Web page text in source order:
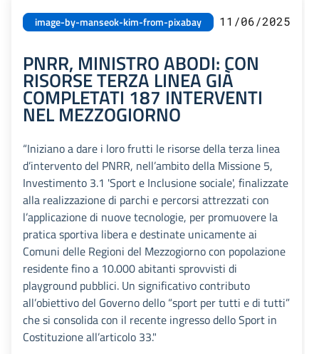
image-by-manseok-kim-from-pixabay 11/06/2025
PNRR, MINISTRO ABODI: CON
RISORSE TERZA LINEA GIÀ
COMPLETATI 187 INTERVENTI
NEL MEZZOGIORNO
“Iniziano a dare i loro frutti le risorse della terza linea
d’intervento del PNRR, nell’ambito della Missione 5,
Investimento 3.1 'Sport e Inclusione sociale', finalizzate
alla realizzazione di parchi e percorsi attrezzati con
l’applicazione di nuove tecnologie, per promuovere la
pratica sportiva libera e destinate unicamente ai
Comuni delle Regioni del Mezzogiorno con popolazione
residente fino a 10.000 abitanti sprovvisti di
playground pubblici. Un significativo contributo
all’obiettivo del Governo dello “sport per tutti e di tutti”
che si consolida con il recente ingresso dello Sport in
Costituzione all’articolo 33."